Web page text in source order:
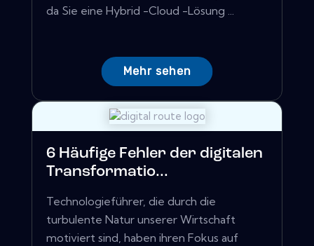
da Sie eine Hybrid -Cloud -Lösung ...
Mehr sehen
6 Häufige Fehler der digitalen
Transformatio...
Technologieführer, die durch die
turbulente Natur unserer Wirtschaft
motiviert sind, haben ihren Fokus auf